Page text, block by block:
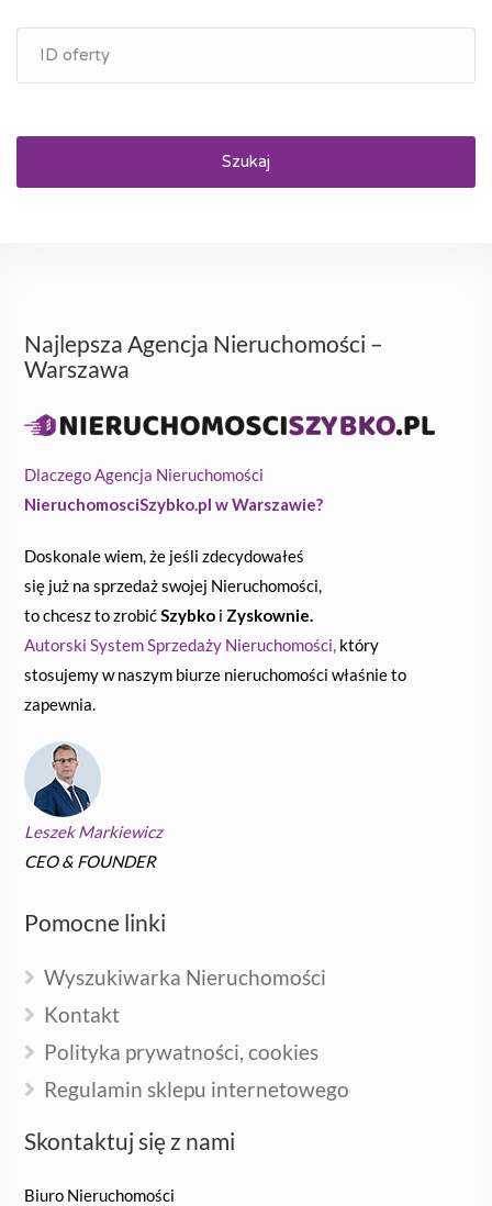
Szukaj
Najlepsza Agencja Nieruchomości –
Warszawa
Dlaczego Agencja Nieruchomości
NieruchomosciSzybko.pl w Warszawie?
Doskonale wiem, że jeśli zdecydowałeś
się już na sprzedaż swojej Nieruchomości,
to chcesz to zrobićSzybko i Zyskownie.
Autorski System Sprzedaży Nieruchomości, który
stosujemy w naszym biurze nieruchomości właśnie to
zapewnia.
Leszek Markiewicz
CEO & FOUNDER
Pomocne linki
Wyszukiwarka Nieruchomości
Kontakt
Polityka prywatności, cookies
Regulamin sklepu internetowego
Skontaktuj się z nami
Biuro Nieruchomości